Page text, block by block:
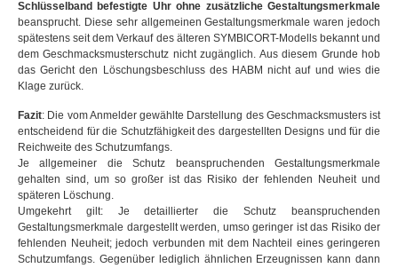
Schlüsselband befestigte Uhr ohne zusätzliche Gestaltungsmerkmale
beansprucht. Diese sehr allgemeinen Gestaltungsmerkmale waren jedoch
spätestens seit dem Verkauf des älteren SYMBICORT-Modells bekannt und
dem Geschmacksmusterschutz nicht zugänglich. Aus diesem Grunde hob
das Gericht den Löschungsbeschluss des HABM nicht auf und wies die
Klage zurück.
Fazit: Die vom Anmelder gewählte Darstellung des Geschmacksmusters ist
entscheidend für die Schutzfähigkeit des dargestellten Designs und für die
Reichweite des Schutzumfangs.
Je allgemeiner die Schutz beanspruchenden Gestaltungsmerkmale
gehalten sind, um so großer ist das Risiko der fehlenden Neuheit und
späteren Löschung.
Umgekehrt gilt: Je detaillierter die Schutz beanspruchenden
Gestaltungsmerkmale dargestellt werden, umso geringer ist das Risiko der
fehlenden Neuheit; jedoch verbunden mit dem Nachteil eines geringeren
Schutzumfangs. Gegenüber lediglich ähnlichen Erzeugnissen kann dann